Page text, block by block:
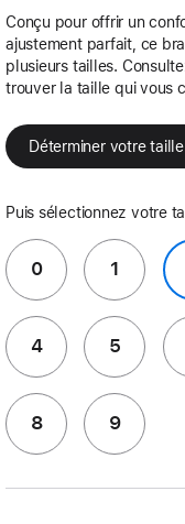
Conçu pour offrir un
ajustement parfait, ce
plusieurs tailles.
trouver la taille qui vous
Déterminer votre taille
Puis sélectionnez votre
0 1
4 5
8 9